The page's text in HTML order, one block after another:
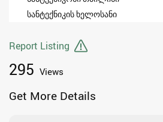
სანტექნიკის ხელოსანი
Report Listing
295 Views
Get More Details